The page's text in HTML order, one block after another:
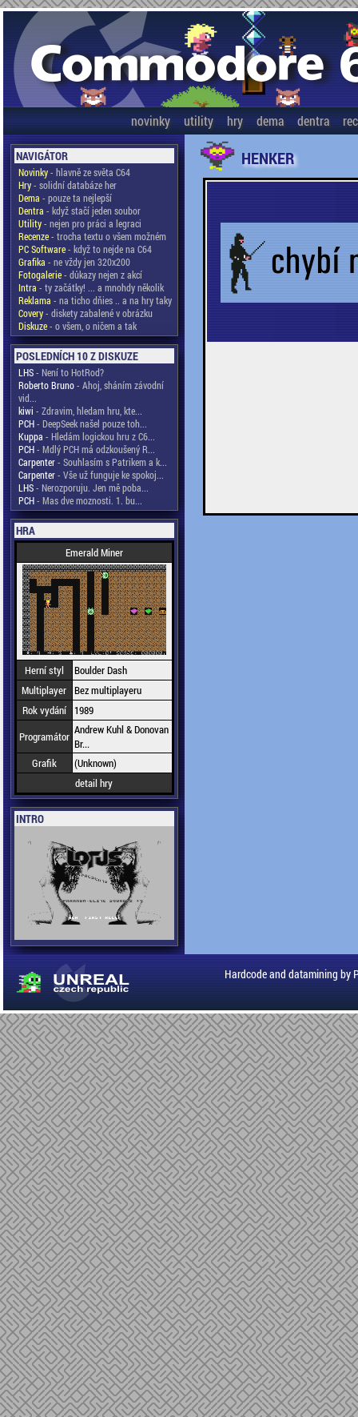
novinky utility hry dema dentra
NAVIGÁTOR
Novinky- hlavně ze světa C64
Hry- solidní databáze her
Dema - pouze ta nejlepší
Dentra - když stačí jeden soubor
Utility- nejen pro práci a legraci
Recenze- trocha textu o všem možném
PC Software- když to nejde na C64
Grafika - ne vždy jen 320x200
Fotogalerie- důkazy nejen z akcí
Intra - ty začátky! ... a mnohdy několik
Reklama - na ticho dňies .. a na hry taky
Covery- diskety zabalené v obrázku
Diskuze- o všem, o ničem a tak
POSLEDNÍCH 10 Z DISKUZE
LHS- Není to HotRod?
Roberto Bruno- Ahoj, sháním závodní
vid...
kiwi - Zdravim, hledam hru, kte...
PCH- DeepSeek našel pouze toh...
Kuppa - Hledám logickou hru z C6...
PCH- Mdlý PCH má odzkoušený R...
Carpenter- Souhlasím s Patrikem a k...
Carpenter- Vše už funguje ke spokoj...
LHS- Nerozporuju. Jen mě poba...
PCH- Mas dve moznosti. 1. bu...
HRA
Emerald Miner
Herní styl
Boulder Dash
Multiplayer Bez multiplayeru
Rok vydání
1989
Programátor Andrew Kuhl & Donovan
Br...
Grafik
(Unknown)
detail hry
INTRO
HENKER
Hardcode and datamining by